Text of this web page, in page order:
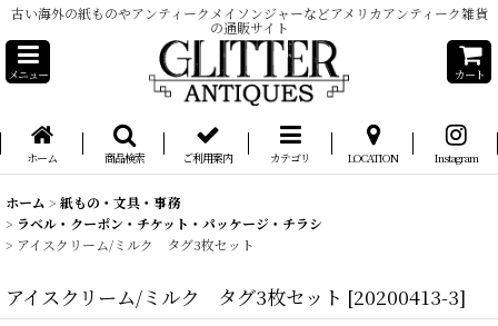
古い海外の紙ものやアンティークメイソンジャーなどアメリカアンティーク雑貨
の通販サイト
メニュー カート
ホーム 商品検索 ご利用案内 カテゴリ LOCATION Instagram
ホーム > 紙もの・文具・事務
> ラベル・クーポン・チケット・パッケージ・チラシ
> アイスクリーム/ミルク タグ3枚セット
アイスクリーム/ミルク タグ3枚セット [20200413-3]